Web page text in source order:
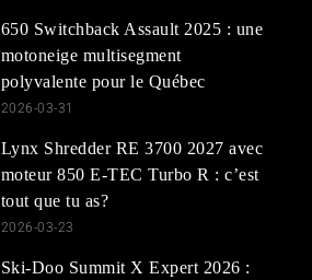
650 Switchback Assault 2025 : une
motoneige multisegment
polyvalente pour le Québec
2026-03-31
Lynx Shredder RE 3700 2027 avec
moteur 850 E-TEC Turbo R : c’est
tout que tu as?
2026-03-23
Ski-Doo Summit X Expert 2026 :